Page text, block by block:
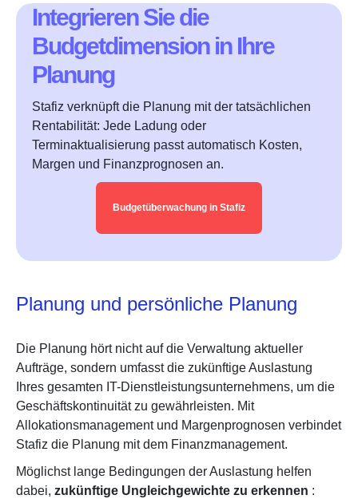
Integrieren Sie die
Budgetdimension in Ihre
Planung
Stafiz verknüpft die Planung mit der tatsächlichen
Rentabilität: Jede Ladung oder
Terminaktualisierung passt automatisch Kosten,
Margen und Finanzprognosen an.
Budgetüberwachung in Stafiz
Planung und persönliche Planung
Die Planung hört nicht auf die Verwaltung aktueller
Aufträge, sondern umfasst die zukünftige Auslastung
Ihres gesamten IT-Dienstleistungsunternehmens, um die
Geschäftskontinuität zu gewährleisten. Mit
Allokationsmanagement und Margenprognosen verbindet
Stafiz die Planung mit dem Finanzmanagement.
Möglichst lange Bedingungen der Auslastung helfen
dabei, zukünftige Ungleichgewichte zu erkennen :